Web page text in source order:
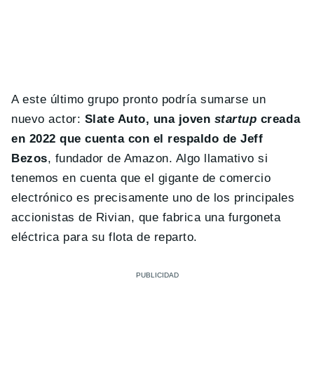
A este último grupo pronto podría sumarse un
nuevo actor: Slate Auto, una joven startup creada
en 2022 que cuenta con el respaldo de Jeff
Bezos, fundador de Amazon. Algo llamativo si
tenemos en cuenta que el gigante de comercio
electrónico es precisamente uno de los principales
accionistas de Rivian, que fabrica una furgoneta
eléctrica para su flota de reparto.